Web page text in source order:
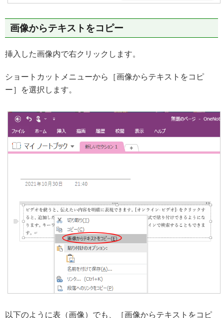
画像からテキストをコピー
挿入した画像内で右クリックします。
ショートカットメニューから［画像からテキストをコピ
ー］を選択します。
以下のように表（画像）でも、［画像からテキストをコピ